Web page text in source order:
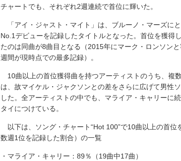
チャートでも、それぞれ2週連続で首位に輝いた。
「アイ・ジャスト・マイト」は、ブルーノ・マーズに
No.1デビューを記録したタイトルとなった。首位を獲得
たのは同曲が8曲目となる（2015年にマーク・ロンソン
週間が現時点での最多記録）。
10曲以上の首位獲得曲を持つアーティストのうち、複
は、故マイケル・ジャクソンとの差をさらに広げて男性
した。全アーティストの中でも、マライア・キャリーに
タイにつけている。
以下は、ソング・チャート“Hot 100”で10曲以上の首位
数週1位を記録した割合）の一覧
・マライア・キャリー：89％（19曲中17曲）